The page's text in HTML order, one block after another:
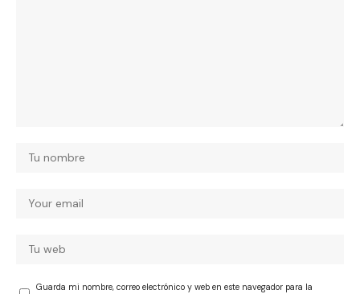
Guarda mi nombre, correo electrónico y web en este navegador para la